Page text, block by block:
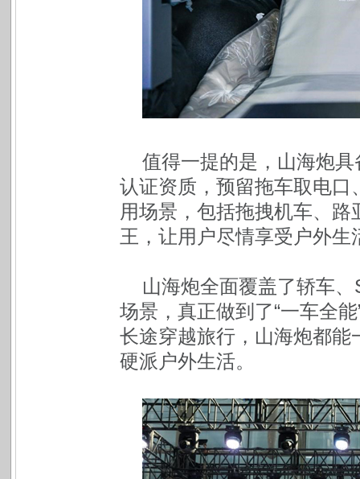
值得一提的是，山海炮
认证资质，预留拖车取电
用场景，包括拖拽机车、
王，让用户尽情享受户外生
山海炮全面覆盖了轿车
场景，真正做到了“一车全
长途穿越旅行，山海炮都
硬派户外生活。